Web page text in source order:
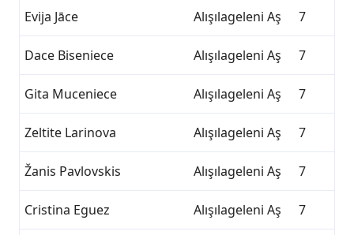
Evija Jāce Alışılageleni Aş 7
Dace Biseniece Alışılageleni Aş 7
Gita Muceniece Alışılageleni Aş 7
Zeltite Larinova Alışılageleni Aş 7
Žanis Pavlovskis Alışılageleni Aş 7
Cristina Eguez Alışılageleni Aş 7